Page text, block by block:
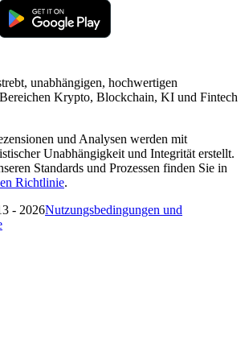
unabhängigen, hochwertigen
Krypto, Blockchain, KI und Fintech
und Analysen werden mit
Unabhängigkeit und Integrität erstellt.
Standards und Prozessen finden Sie in
Richtlinie.
- 2026Nutzungsbedingungen und